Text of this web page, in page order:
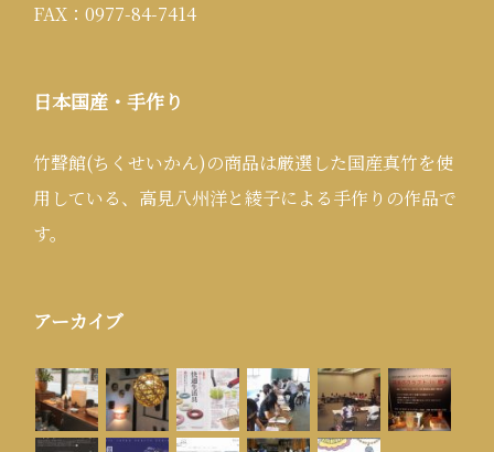
FAX：0977-84-7414
日本国産・手作り
竹聲館(ちくせいかん)の商品は厳選した国産真竹を使
用している、高見八州洋と綾子による手作りの作品で
す。
アーカイブ